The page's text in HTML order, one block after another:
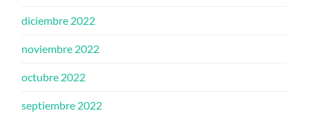
diciembre 2022
noviembre 2022
octubre 2022
septiembre 2022